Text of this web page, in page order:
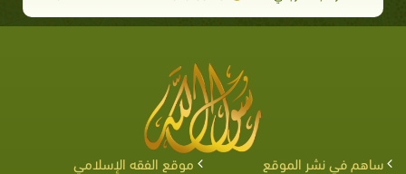
ساهم في نشر الموقع
موقع الفقه الإسلامي